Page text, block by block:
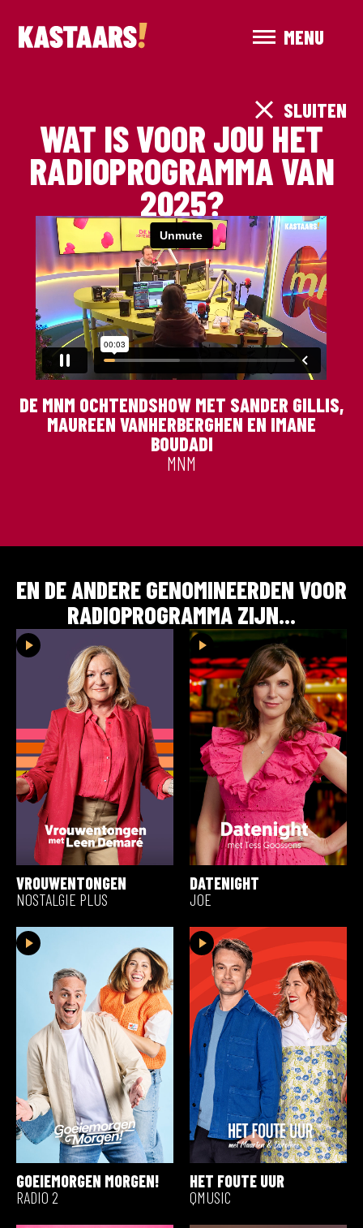
MENU
SLUITEN
WAT IS VOOR JOU HET
RADIOPROGRAMMA VAN
2025?
DE MNM OCHTENDSHOW MET SANDER GILLIS,
MAUREEN VANHERBERGHEN EN IMANE
BOUDADI
MNM
EN DE ANDERE GENOMINEERDEN VOOR
RADIOPROGRAMMAZIJN...
VROUWENTONGEN
NOSTALGIE PLUS
DATENIGHT
JOE
GOEIEMORGEN MORGEN!
RADIO 2
HET FOUTE UUR
QMUSIC